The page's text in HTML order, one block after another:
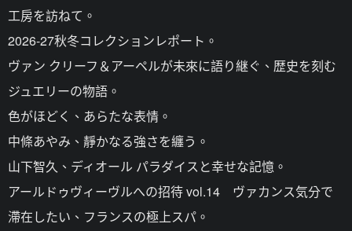
工房を訪ねて。
2026-27秋冬コレクションレポート。
ヴァン クリーフ＆アーペルが未來に語り継ぐ、歴史を刻む
ジュエリーの物語。
色がほどく、あらたな表情。
中條あやみ、靜かなる強さを纏う。
山下智久、ディオール パラダイスと幸せな記憶。
アールドゥヴィーヴルへの招待 vol.14 ヴァカンス気分で
滯在したい、フランスの極上スパ。